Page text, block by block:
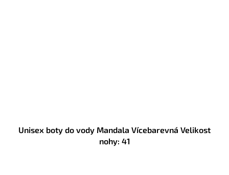
Unisex boty do vody Mandala Vícebarevná Velikost
nohy: 41